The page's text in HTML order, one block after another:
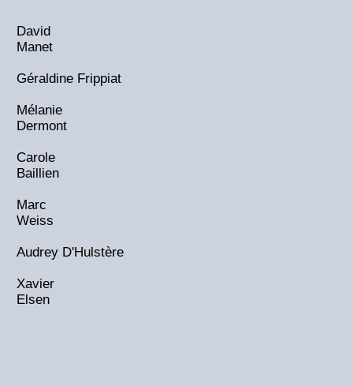
David
Manet
Géraldine Frippiat
Mélanie
Dermont
Carole
Baillien
Marc
Weiss
Audrey D'Hulstère
Xavier
Elsen